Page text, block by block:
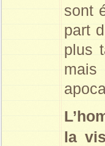
sont
part
plus
la